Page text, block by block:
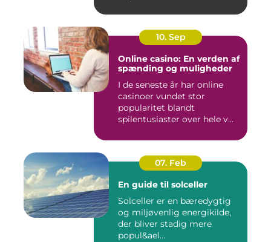
10. Sep
Online casino: En verden af
spænding og muligheder
I de seneste år har online
casinoer vundet stor
popularitet blandt
spilentusiaster over hele v...
07. Feb
En guide til solceller
Solceller er en bæredygtig
og miljøvenlig energikilde,
der bliver stadig mere
popul&ael...